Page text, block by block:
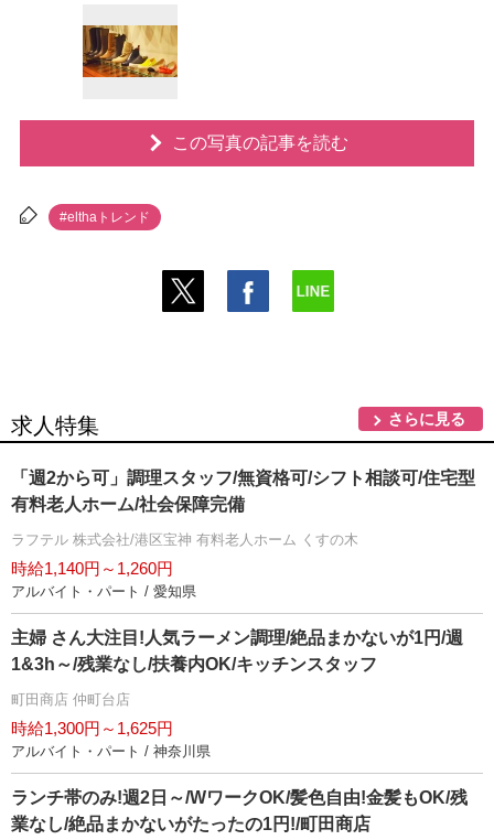
この写真の記事を読む
#elthaトレンド
求人特集 さらに見る
「週2から可」調理スタッフ/無資格可/シフト相談可/住宅型
有料老人ホーム/社会保障完備
ラフテル 株式会社/港区宝神 有料老人ホーム くすの木
時給1,140円～1,260円
アルバイト・パート / 愛知県
主婦 さん大注目!人気ラーメン調理/絶品まかないが1円/週
1&3h～/残業なし/扶養内OK/キッチンスタッフ
町田商店 仲町台店
時給1,300円～1,625円
アルバイト・パート / 神奈川県
ランチ帯のみ!週2日～/WワークOK/髪色自由!金髪もOK/残
業なし/絶品まかないがたったの1円!/町田商店